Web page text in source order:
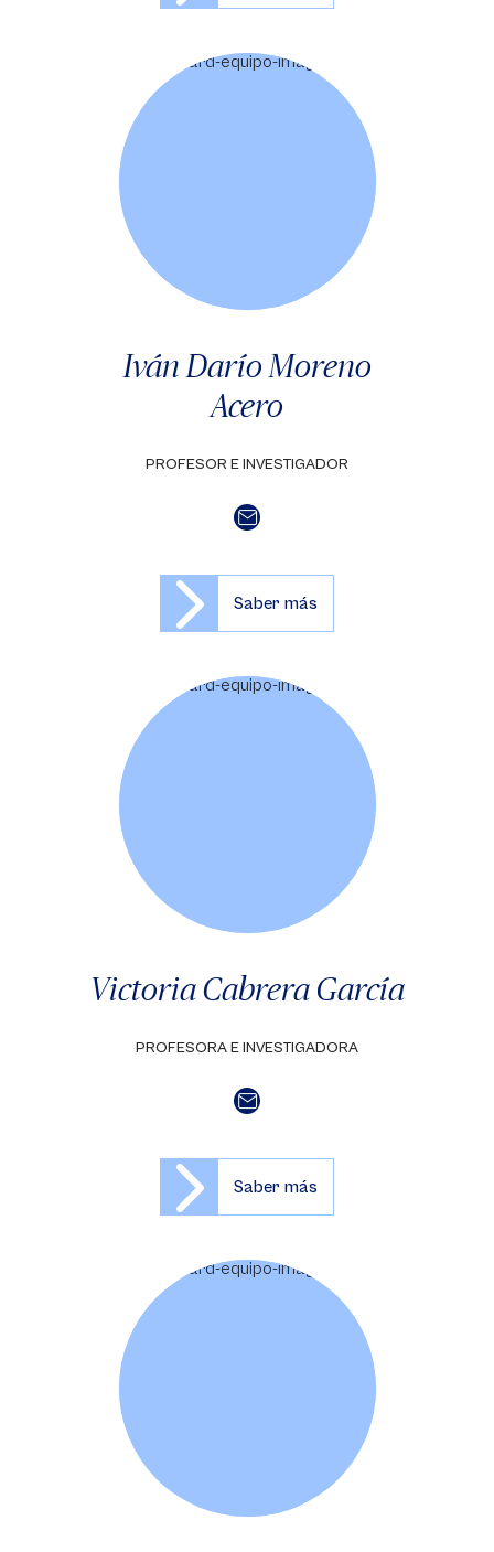
Iván Darío Moreno
Acero
PROFESOR E INVESTIGADOR
Saber más
Victoria Cabrera García
PROFESORA E INVESTIGADORA
Saber más